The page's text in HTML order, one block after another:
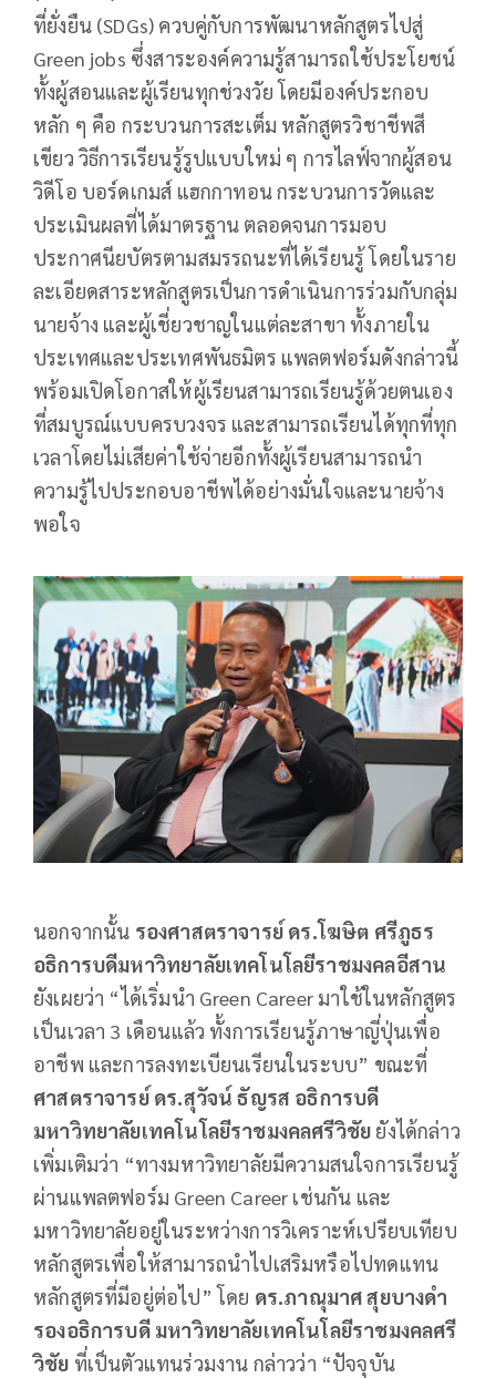
ที่ยั่งยืน (SDGs) ควบคู่กับการพัฒนาหลักสูตรไปสู่
Green jobs ซึ่งสาระองค์ความรู้สามารถใช้ประโยชน์
ทั้งผู้สอนและผู้เรียนทุกช่วงวัย โดยมีองค์ประกอบ
หลัก ๆ คือ กระบวนการสะเต็ม หลักสูตรวิชาชีพสี
เขียว วิธีการเรียนรู้รูปแบบใหม่ ๆ การไลฟ์จากผู้สอน
วิดีโอ บอร์ดเกมส์ แฮกกาทอน กระบวนการวัดและ
ประเมินผลที่ได้มาตรฐาน ตลอดจนการมอบ
ประกาศนียบัตรตามสมรรถนะที่ได้เรียนรู้ โดยในราย
ละเอียดสาระหลักสูตรเป็นการดำเนินการร่วมกับกลุ่ม
นายจ้าง และผู้เชี่ยวชาญในแต่ละสาขา ทั้งภายใน
ประเทศและประเทศพันธมิตร แพลตฟอร์มดังกล่าวนี้
พร้อมเปิดโอกาสให้ผู้เรียนสามารถเรียนรู้ด้วยตนเอง
ที่สมบูรณ์แบบครบวงจร และสามารถเรียนได้ทุกที่ทุก
เวลาโดยไม่เสียค่าใช้จ่ายอีกทั้งผู้เรียนสามารถนำ
ความรู้ไปประกอบอาชีพได้อย่างมั่นใจและนายจ้าง
พอใจ
นอกจากนั้น รองศาสตราจารย์ ดร.โฆษิต ศรีภูธร
อธิการบดีมหาวิทยาลัยเทคโนโลยีราชมงคลอีสาน
ยังเผยว่า “ได้เริ่มนำ Green Career มาใช้ในหลักสูตร
เป็นเวลา 3 เดือนแล้ว ทั้งการเรียนรู้ภาษาญี่ปุ่นเพื่อ
อาชีพ และการลงทะเบียนเรียนในระบบ” ขณะที่
ศาสตราจารย์ ดร.สุวัจน์ ธัญรส อธิการบดี
มหาวิทยาลัยเทคโนโลยีราชมงคลศรีวิชัย ยังได้กล่าว
เพิ่มเติมว่า “ทางมหาวิทยาลัยมีความสนใจการเรียนรู้
ผ่านแพลตฟอร์ม Green Career เช่นกัน และ
มหาวิทยาลัยอยู่ในระหว่างการวิเคราะห์เปรียบเทียบ
หลักสูตรเพื่อให้สามารถนำไปเสริมหรือไปทดแทน
หลักสูตรที่มีอยู่ต่อไป” โดย ดร.ภาณุมาศ สุยบางดำ
รองอธิการบดี มหาวิทยาลัยเทคโนโลยีราชมงคลศรี
วิชัย ที่เป็นตัวแทนร่วมงาน กล่าวว่า “ปัจจุบัน